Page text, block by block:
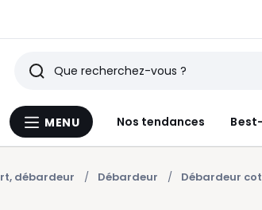
Menu
MENU Nos tendances
Rechercher
Derniers
articles
vus
débardeur Débardeur Débardeur